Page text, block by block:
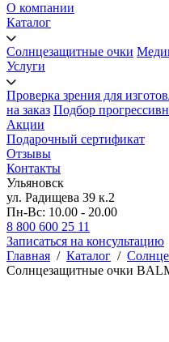
О компании
Каталог
Солнцезащитные очки
Услуги
Проверка зрения для
на заказ Подбор
Акции
Подарочный сертификат
Отзывы
Контакты
Ульяновск
ул. Радищева 39 к.2
Пн-Вс: 10.00 - 20.00
8 800 600 25 11
Записаться на консультацию
Главная / Каталог /
Солнцезащитные очки